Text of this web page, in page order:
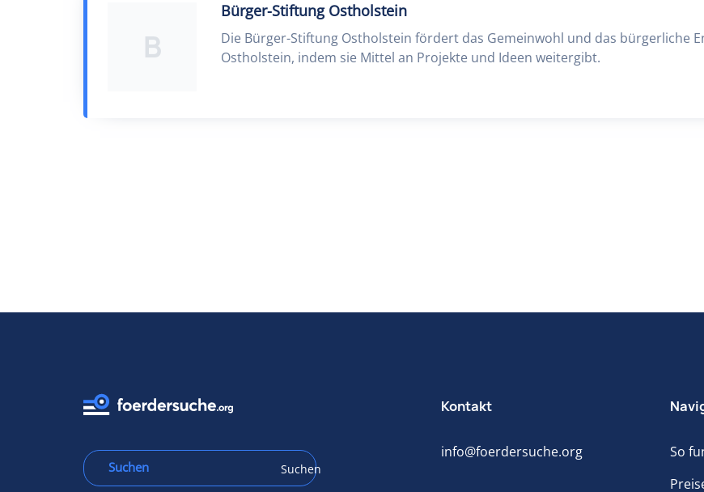
B
Bürger-Stiftung Ostholstein
Die Bürger-Stiftung Ostholstein fördert das Gemeinwohl und das bürgerliche
Ostholstein, indem sie Mittel an Projekte und Ideen weitergibt.
Suchen
Kontakt
info@foerdersuche.org
So